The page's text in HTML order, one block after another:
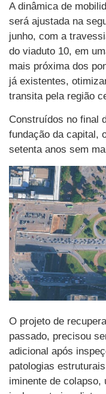
A dinâmica de
será ajustada na
junho, com a
do viaduto 10, em
mais próxima dos
já existentes,
transita pela região
Construídos no final
fundação da capital,
setenta anos sem
O projeto de
passado, precisou
adicional após
patologias
iminente de colapso,